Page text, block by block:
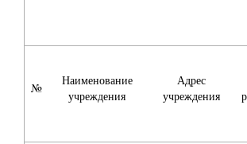
№
Наименование
учреждения
Адрес
учреждения